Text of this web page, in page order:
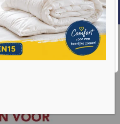
gaat u akkoord met ons
informatie over hoe we
op onze privacy policy pagina.
Cookie instellingen